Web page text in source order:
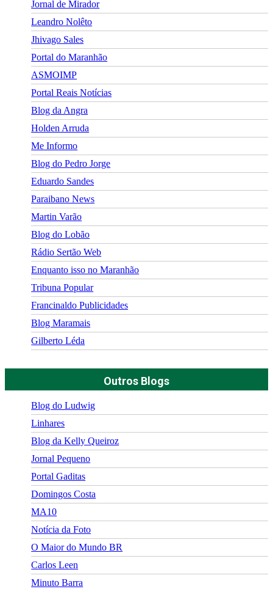
Jornal de Mirador
Leandro Nolêto
Jhivago Sales
Portal do Maranhão
ASMOIMP
Portal Reais Notí­cias
Blog da Angra
Holden Arruda
Me Informo
Blog do Pedro Jorge
Eduardo Sandes
Paraibano News
Martin Varão
Blog do Lobão
Rádio Sertão Web
Enquanto isso no Maranhão
Tribuna Popular
Francinaldo Publicidades
Blog Maramais
Gilberto Léda
Outros Blogs
Blog do Ludwig
Linhares
Blog da Kelly Queiroz
Jornal Pequeno
Portal Gaditas
Domingos Costa
MA10
Notícia da Foto
O Maior do Mundo BR
Carlos Leen
Minuto Barra